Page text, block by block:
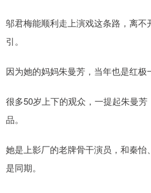
邬君梅能顺利走上演戏这条路，离不
引。
因为她的妈妈朱曼芳，当年也是红极
很多50岁上下的观众，一提起朱曼
品。
她是上影厂的老牌骨干演员，和秦
是同期。